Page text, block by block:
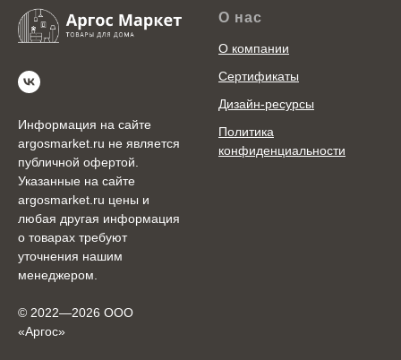
Информация на сайте
argosmarket.ru не является
публичной офертой.
Указанные на сайте
argosmarket.ru цены и
любая другая информация
о товарах требуют
уточнения нашим
менеджером.
© 2022—2026 ООО
«Аргоc»
О нас
О компании
Сертификаты
Дизайн-ресурсы
Политика
конфиденциальности